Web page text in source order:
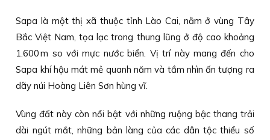
Sapa là một thị xã thuộc tỉnh Lào Cai, nằm ở vùng Tây
Bắc Việt Nam, tọa lạc trong thung lũng ở độ cao khoảng
1.600 m so với mực nước biển. Vị trí này mang đến cho
Sapa khí hậu mát mẻ quanh năm và tầm nhìn ấn tượng ra
dãy núi Hoàng Liên Sơn hùng vĩ.
Vùng đất này còn nổi bật với những ruộng bậc thang trải
dài ngút mắt, những bản làng của các dân tộc thiểu số